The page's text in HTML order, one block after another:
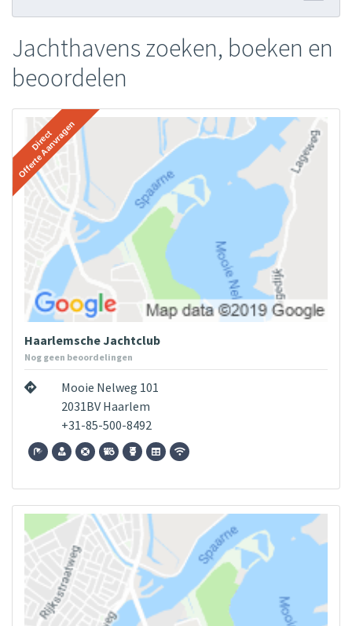
Jachthavens zoeken, boeken en
beoordelen
Haarlemsche Jachtclub
Nog geen beoordelingen
Mooie Nelweg 101
2031BV Haarlem
+31-85-500-8492